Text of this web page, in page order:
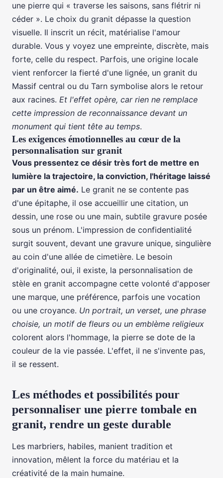
une pierre qui « traverse les saisons, sans flétrir ni
céder ». Le choix du granit dépasse la question
visuelle. Il inscrit un récit, matérialise l'amour
durable. Vous y voyez une empreinte, discrète, mais
forte, celle du respect. Parfois, une origine locale
vient renforcer la fierté d'une lignée, un granit du
Massif central ou du Tarn symbolise alors le retour
aux racines. Et l'effet opère, car rien ne remplace
cette impression de reconnaissance devant un
monument qui tient tête au temps.
Les exigences émotionnelles au cœur de la
personnalisation sur granit
Vous pressentez ce désir très fort de mettre en
lumière la trajectoire, la conviction, l'héritage laissé
par un être aimé. Le granit ne se contente pas
d'une épitaphe, il ose accueillir une citation, un
dessin, une rose ou une main, subtile gravure posée
sous un prénom. L'impression de confidentialité
surgit souvent, devant une gravure unique, singulière
au coin d'une allée de cimetière. Le besoin
d'originalité, oui, il existe, la personnalisation de
stèle en granit accompagne cette volonté d'apposer
une marque, une préférence, parfois une vocation
ou une croyance. Un portrait, un verset, une phrase
choisie, un motif de fleurs ou un emblème religieux
colorent alors l'hommage, la pierre se dote de la
couleur de la vie passée. L'effet, il ne s'invente pas,
il se ressent.
Les méthodes et possibilités pour
personnaliser une pierre tombale en
granit, rendre un geste durable
Les marbriers, habiles, manient tradition et
innovation, mêlent la force du matériau et la
créativité de la main humaine.